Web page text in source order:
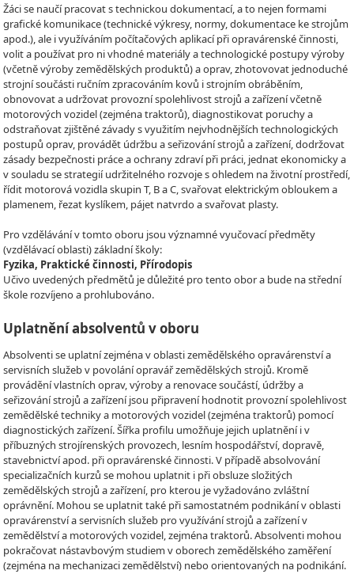
Žáci se naučí pracovat s technickou dokumentací, a to nejen formami
grafické komunikace (technické výkresy, normy, dokumentace ke strojům
apod.), ale i využíváním počítačových aplikací při opravárenské činnosti,
volit a používat pro ni vhodné materiály a technologické postupy výroby
(včetně výroby zemědělských produktů) a oprav, zhotovovat jednoduché
strojní součásti ručním zpracováním kovů i strojním obráběním,
obnovovat a udržovat provozní spolehlivost strojů a zařízení včetně
motorových vozidel (zejména traktorů), diagnostikovat poruchy a
odstraňovat zjištěné závady s využitím nejvhodnějších technologických
postupů oprav, provádět údržbu a seřizování strojů a zařízení, dodržovat
zásady bezpečnosti práce a ochrany zdraví při práci, jednat ekonomicky a
v souladu se strategií udržitelného rozvoje s ohledem na životní prostředí,
řídit motorová vozidla skupin T, B a C, svařovat elektrickým obloukem a
plamenem, řezat kyslíkem, pájet natvrdo a svařovat plasty.
Pro vzdělávání v tomto oboru jsou významné vyučovací předměty
(vzdělávací oblasti) základní školy:
Fyzika, Praktické činnosti, Přírodopis
Učivo uvedených předmětů je důležité pro tento obor a bude na střední
škole rozvíjeno a prohlubováno.
Uplatnění absolventů v oboru
Absolventi se uplatní zejména v oblasti zemědělského opravárenství a
servisních služeb v povolání opravář zemědělských strojů. Kromě
provádění vlastních oprav, výroby a renovace součástí, údržby a
seřizování strojů a zařízení jsou připravení hodnotit provozní spolehlivost
zemědělské techniky a motorových vozidel (zejména traktorů) pomocí
diagnostických zařízení. Šířka profilu umožňuje jejich uplatnění i v
příbuzných strojírenských provozech, lesním hospodářství, dopravě,
stavebnictví apod. při opravárenské činnosti. V případě absolvování
specializačních kurzů se mohou uplatnit i při obsluze složitých
zemědělských strojů a zařízení, pro kterou je vyžadováno zvláštní
oprávnění. Mohou se uplatnit také při samostatném podnikání v oblasti
opravárenství a servisních služeb pro využívání strojů a zařízení v
zemědělství a motorových vozidel, zejména traktorů. Absolventi mohou
pokračovat nástavbovým studiem v oborech zemědělského zaměření
(zejména na mechanizaci zemědělství) nebo orientovaných na podnikání.